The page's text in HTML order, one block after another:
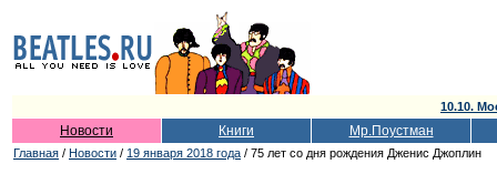
10.10.
Новости Книги Мр.Поустман
Главная / Новости / 19 января 2018 года / 75 лет со дня рождения Дженис Джоплин